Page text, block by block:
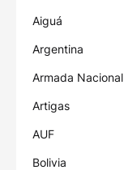
Aiguá
Argentina
Armada Nacional
Artigas
AUF
Bolivia